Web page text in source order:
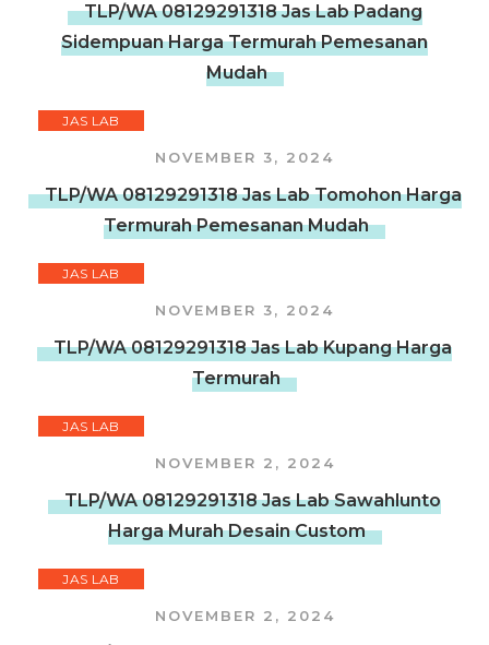
TLP/WA 08129291318 Jas Lab Padang
Sidempuan Harga Termurah Pemesanan
Mudah
JAS LAB
NOVEMBER 3, 2024
TLP/WA 08129291318 Jas Lab Tomohon Harga
Termurah Pemesanan Mudah
JAS LAB
NOVEMBER 3, 2024
TLP/WA 08129291318 Jas Lab Kupang Harga
Termurah
JAS LAB
NOVEMBER 2, 2024
TLP/WA 08129291318 Jas Lab Sawahlunto
Harga Murah Desain Custom
JAS LAB
NOVEMBER 2, 2024